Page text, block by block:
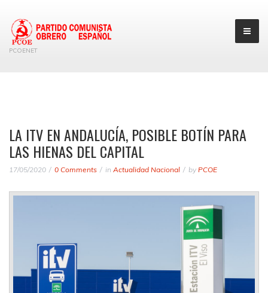
PCOENET
LA ITV EN ANDALUCÍA, POSIBLE BOTÍN PARA
LAS HIENAS DEL CAPITAL
17/05/2020 0 Comments in Actualidad Nacional by PCOE